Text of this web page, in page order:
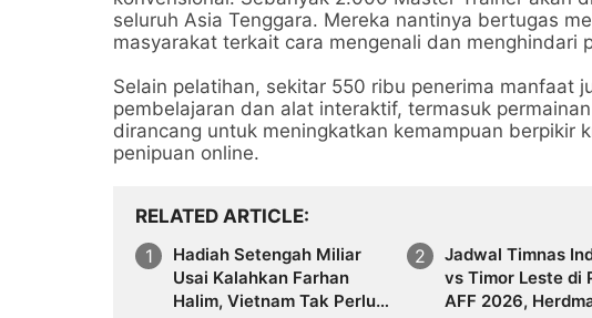
seluruh Asia Tenggara. Mereka nantinya bertugas
masyarakat terkait cara mengenali dan menghindari
Selain pelatihan, sekitar 550 ribu penerima manfaat
pembelajaran dan alat interaktif, termasuk
dirancang untuk meningkatkan kemampuan berpikir
penipuan online.
RELATED ARTICLE
Hadiah Setengah Miliar
Usai Kalahkan Farhan
Halim, Vietnam Tak Perlu
Jadwal Timnas
vs Timor Leste di
AFF 2026,